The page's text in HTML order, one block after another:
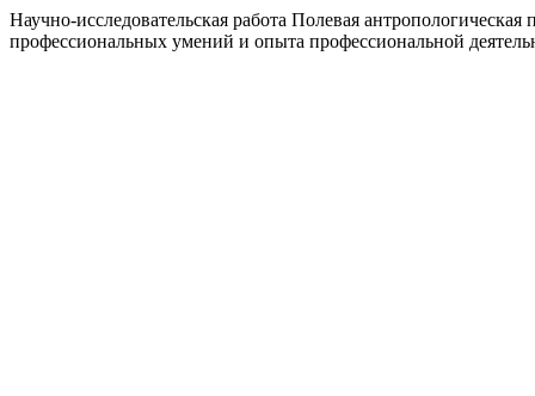
Научно-исследовательская работа Полевая
профессиональных умений и опыта профессиональной